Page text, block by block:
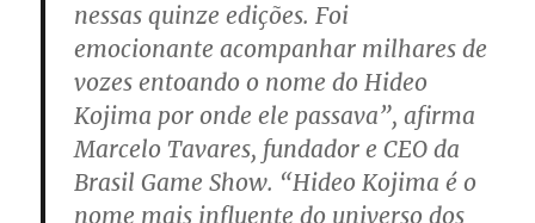
nessas quinze edições. Foi
emocionante acompanhar milhares de
vozes entoando o nome do Hideo
Kojima por onde ele passava”, afirma
Marcelo Tavares, fundador e CEO da
Brasil Game Show. “Hideo Kojima é o
nome mais influente do universo dos